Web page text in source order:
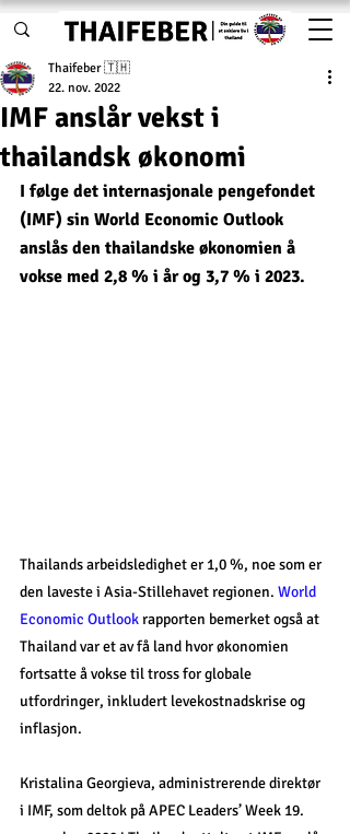
IMF anslår vekst i
thailandsk økonomi
Thaifeber 🇹🇭
22. nov. 2022
I følge det internasjonale pengefondet
(IMF) sin World Economic Outlook
anslås den thailandske økonomien å
vokse med 2,8 % i år og 3,7 % i 2023.
Thailands arbeidsledighet er 1,0 %, noe som er
den laveste i Asia-Stillehavet regionen. World
Economic Outlook rapporten bemerket også at
Thailand var et av få land hvor økonomien
fortsatte å vokse til tross for globale
utfordringer, inkludert levekostnadskrise og
inflasjon.
Kristalina Georgieva, administrerende direktør
i IMF, som deltok på APEC Leaders’ Week 19.